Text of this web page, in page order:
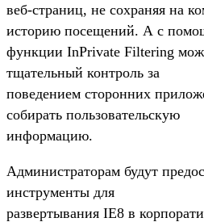
веб-страниц, не сохраняя на
историю посещений. А с
функции InPrivate Filtering
тщательный контроль за
поведением сторонних
собирать пользовательскую
информацию.
Администраторам будут
инструменты для
развертывания IE8 в